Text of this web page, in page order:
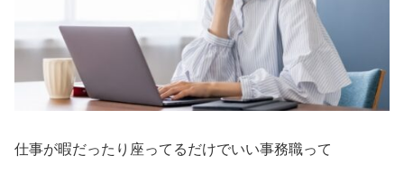
仕事が暇だったり座ってるだけでいい事務職って